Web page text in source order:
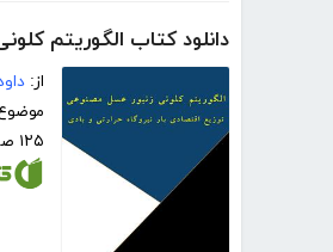
دانلود کتاب الگوریتم
از:
۱۲۵ صفحه